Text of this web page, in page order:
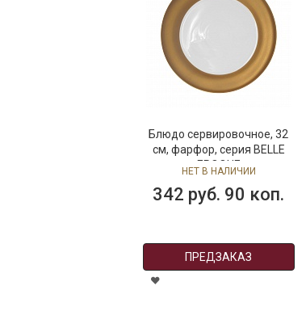
Блюдо сервировочное, 32
см, фарфор, серия BELLE
EPOQUE
НЕТ В НАЛИЧИИ
342 руб. 90 коп.
ПРЕДЗАКАЗ